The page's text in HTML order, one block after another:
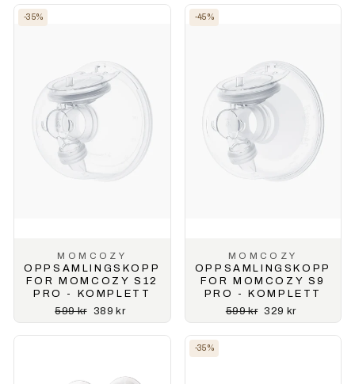
-35%
MOMCOZY
OPPSAMLINGSKOPP
FOR MOMCOZY S12
PRO - KOMPLETT
Ordinærpris
599 kr Salgspris
389 kr
-45%
MOMCOZY
OPPSAMLINGSKOPP
FOR MOMCOZY S9
PRO - KOMPLETT
Ordinærpris
599 kr Salgspris
329 kr
-35%